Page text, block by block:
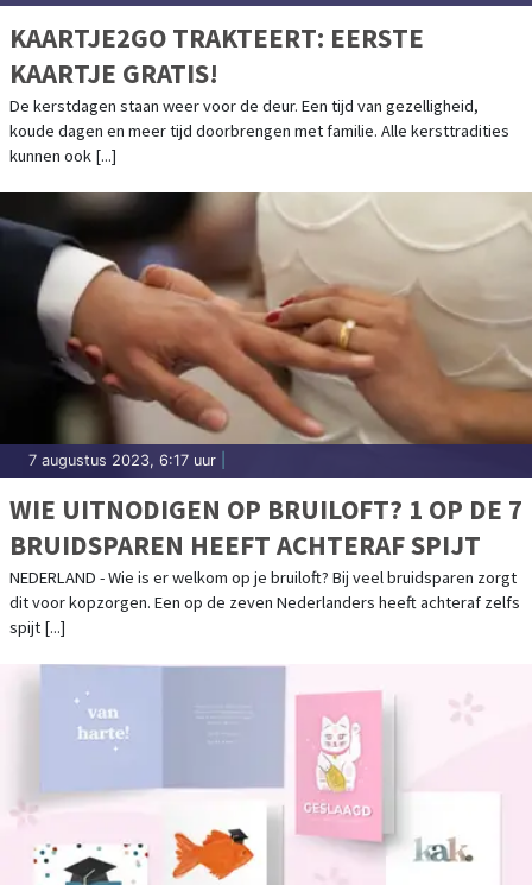
KAARTJE2GO TRAKTEERT: EERSTE
KAARTJE GRATIS!
De kerstdagen staan weer voor de deur. Een tijd van gezelligheid,
koude dagen en meer tijd doorbrengen met familie. Alle kersttradities
kunnen ook [...]
7 augustus 2023, 6:17 uur
WIE UITNODIGEN OP BRUILOFT? 1 OP DE 7
BRUIDSPAREN HEEFT ACHTERAF SPIJT
NEDERLAND - Wie is er welkom op je bruiloft? Bij veel bruidsparen zorgt
dit voor kopzorgen. Een op de zeven Nederlanders heeft achteraf zelfs
spijt [...]